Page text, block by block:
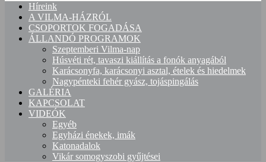
Híreink
A VILMA-HÁZRÓL
CSOPORTOK FOGADÁSA
ÁLLANDÓ PROGRAMOK
Szeptemberi Vilma-nap
Húsvéti rét, tavaszi kiállítás a fonók anyagából
Karácsonyfa, karácsonyi asztal, ételek és hiedelmek
Nagypénteki fehér gyász, tojáspingálás
GALÉRIA
KAPCSOLAT
VIDEÓK
Egyéb
Egyházi énekek, imák
Katonadalok
Vikár somogyszobi gyűjtései